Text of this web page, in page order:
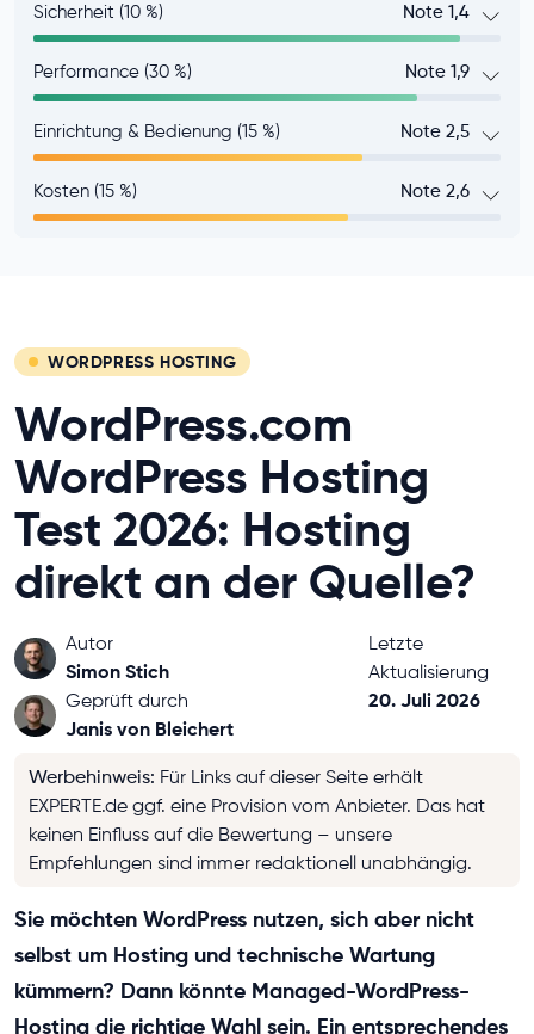
Sicherheit (10 %) Note 1,4
Performance (30 %) Note 1,9
Einrichtung & Bedienung (15 %) Note 2,5
Kosten (15 %) Note 2,6
WORDPRESS HOSTING
WordPress.com
WordPress Hosting
Test 2026: Hosting
direkt an der Quelle?
Autor
Simon Stich
Geprüft durch
Janis von Bleichert
Letzte
Aktualisierung
20. Juli 2026
Werbehinweis: Für Links auf dieser Seite erhält
EXPERTE.de ggf. eine Provision vom Anbieter. Das hat
keinen Einfluss auf die Bewertung – unsere
Empfehlungen sind immer redaktionell unabhängig.
Sie möchten WordPress nutzen, sich aber nicht
selbst um Hosting und technische Wartung
kümmern? Dann könnte Managed-WordPress-
Hosting die richtige Wahl sein. Ein entsprechendes